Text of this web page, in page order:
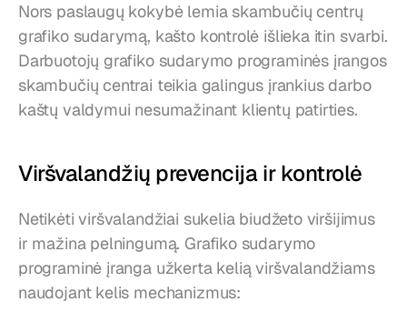
Nors paslaugų kokybė lemia skambučių centrų
grafiko sudarymą, kašto kontrolė išlieka itin svarbi.
Darbuotojų grafiko sudarymo programinės įrangos
skambučių centrai teikia galingus įrankius darbo
kaštų valdymui nesumažinant klientų patirties.
Viršvalandžių prevencija ir kontrolė
Netikėti viršvalandžiai sukelia biudžeto viršijimus
ir mažina pelningumą. Grafiko sudarymo
programinė įranga užkerta kelią viršvalandžiams
naudojant kelis mechanizmus: